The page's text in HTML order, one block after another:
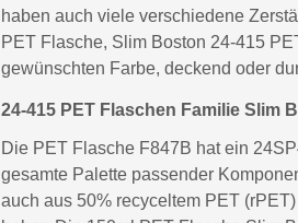
haben auch viele verschiedene
PET Flasche, Slim Boston 24-415
gewünschten Farbe, deckend oder
24-415 PET Flaschen Familie Slim
Die PET Flasche F847B hat ein
gesamte Palette passender
auch aus 50% recyceltem PET